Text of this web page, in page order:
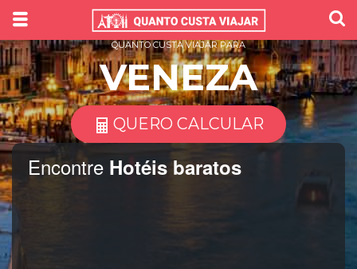
Encontre Hotéis baratos
QUANTO CUSTA VIAJAR PARA
VENEZA
QUERO CALCULAR